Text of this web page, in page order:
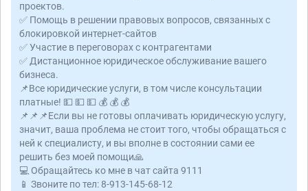
проектов.
✅ Помощь в решении правовых вопросов, связанных с
блокировкой интернет-сайтов
✅ Участие в переговорах с контрагентами
✅ Дистанционное юридическое обслуживание вашего
бизнеса.
📌Все юридические услуги, в том числе консультации
платные! 💵 💵 💵 💰 💰 💰
📌📌📌Если вы не готовы оплачивать юридическую услугу,
значит, ваша проблема не стоит того, чтобы обращаться с
ней к специалисту, и вы вполне в состоянии сами ее
решить без моей помощи🙏
💻 Обращайтесь ко мне в чат сайта 9111
📱 Звоните по тел: 8-913-145-68-12